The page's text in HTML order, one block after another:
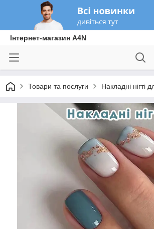
Інтернет-магазин A4N
Товари та послуги Накладні нігті